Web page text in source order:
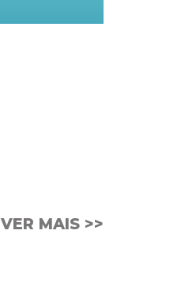
VER MAIS >>